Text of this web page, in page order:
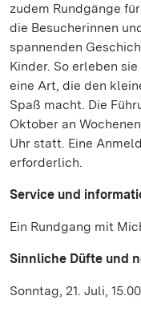
zudem Rundgänge
die Besucherinnen
spannenden
Kinder. So erleben
eine Art, die den
Spaß macht. Die
Oktober an
Uhr statt. Eine
erforderlich.
Service und
Ein Rundgang mit
Sinnliche Düfte und
Sonntag, 21. Juli,